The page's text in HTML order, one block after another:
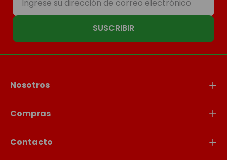
SUSCRIBIR
Nosotros
Compras
Contacto